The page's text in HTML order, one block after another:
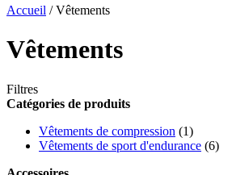
Accueil / Vêtements
Vêtements
Filtres
Catégories de produits
Vêtements de compression (1)
Vêtements de sport d'endurance (6)